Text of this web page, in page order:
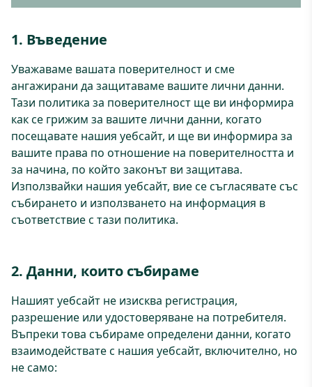
1. Въведение
Уважаваме вашата поверителност и сме
ангажирани да защитаваме вашите лични данни.
Тази политика за поверителност ще ви информира
как се грижим за вашите лични данни, когато
посещавате нашия уебсайт, и ще ви информира за
вашите права по отношение на поверителността и
за начина, по който законът ви защитава.
Използвайки нашия уебсайт, вие се съгласявате със
събирането и използването на информация в
съответствие с тази политика.
2. Данни, които събираме
Нашият уебсайт не изисква регистрация,
разрешение или удостоверяване на потребителя.
Въпреки това събираме определени данни, когато
взаимодействате с нашия уебсайт, включително, но
не само: